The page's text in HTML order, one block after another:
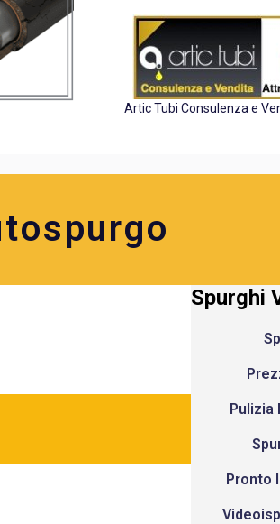
Artic Tubi Consulenza e
Spurghi
Pulizia
Pronto